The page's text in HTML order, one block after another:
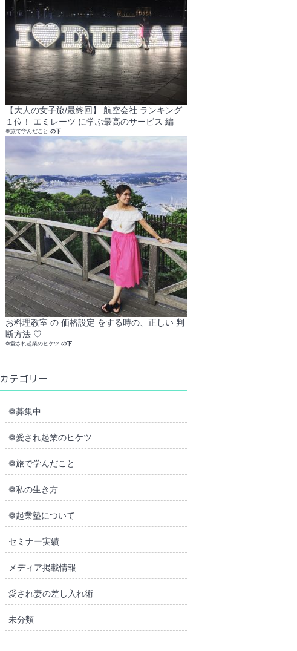
【大人の女子旅/最終回】 航空会社 ランキング
１位！ エミレーツ に学ぶ最高のサービス 編
❁旅で学んだこと の下
お料理教室 の 価格設定 をする時の、正しい 判
断方法 ♡
❁愛され起業のヒケツ の下
カテゴリー
❁募集中
❁愛され起業のヒケツ
❁旅で学んだこと
❁私の生き方
❁起業塾について
セミナー実績
メディア掲載情報
愛され妻の差し入れ術
未分類